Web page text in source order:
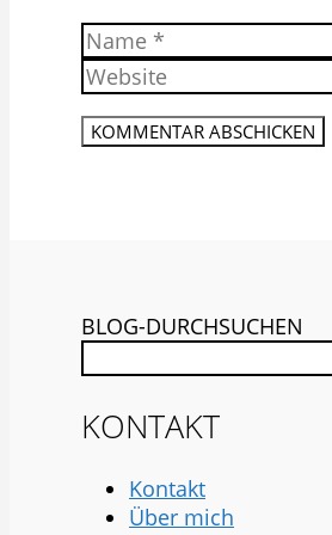
Name
BLOG-DURCHSUCHEN
KONTAKT
Kontakt
Über mich